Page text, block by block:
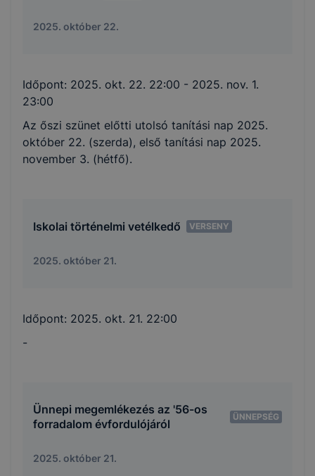
2025. október 22.
Időpont: 2025. okt. 22. 22:00 - 2025. nov. 1.
23:00
Az őszi szünet előtti utolsó tanítási nap 2025.
október 22. (szerda), első tanítási nap 2025.
november 3. (hétfő).
Iskolai történelmi vetélkedő VERSENY
2025. október 21.
Időpont: 2025. okt. 21. 22:00
-
Ünnepi megemlékezés az '56-os
forradalom évfordulójáról
ÜNNEPSÉG
2025. október 21.